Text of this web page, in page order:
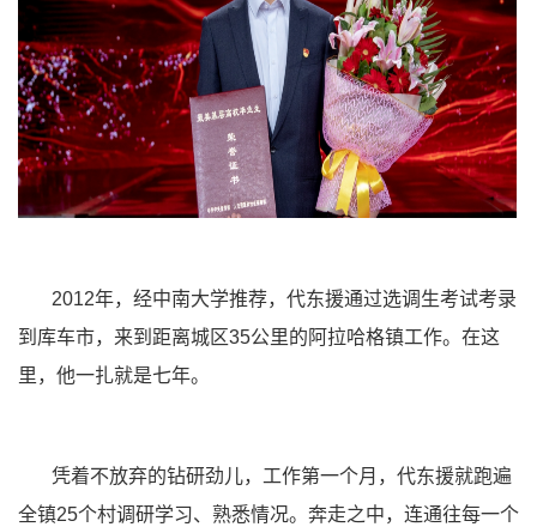
2012年，经中南大学推荐，代东援通过选调生考试考录
到库车市，来到距离城区35公里的阿拉哈格镇工作。在这
里，他一扎就是七年。
凭着不放弃的钻研劲儿，工作第一个月，代东援就跑遍
全镇25个村调研学习、熟悉情况。奔走之中，连通往每一个